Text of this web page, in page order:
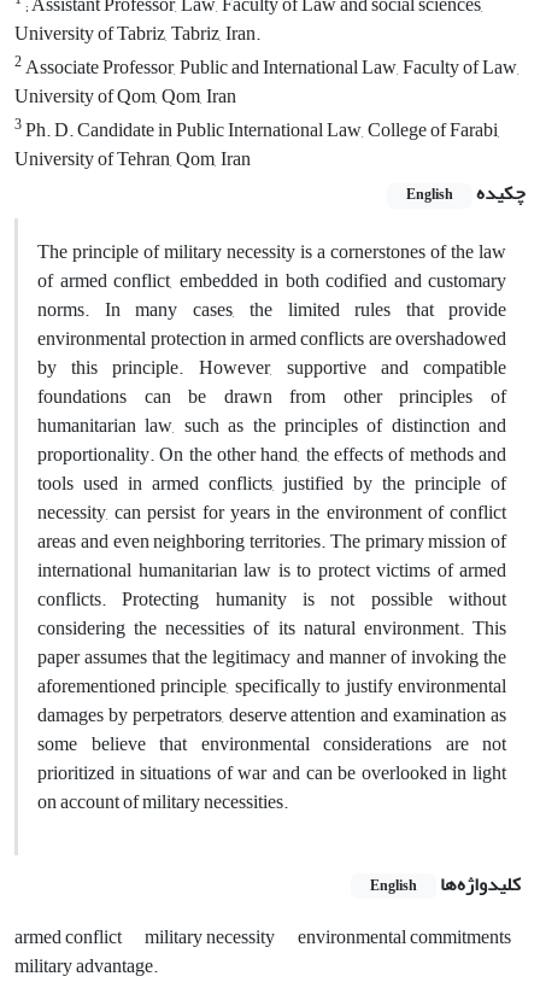
University of Tabriz, Tabriz, Iran.
2Associate Professor, Public and International Law, Faculty of Law,
University of Qom, Qom, Iran
3Ph. D. Candidate in Public International Law, College of Farabi,
University of Tehran, Qom, Iran
چکیده
English
The principle of military necessity is a cornerstones of the law
of armed conflict, embedded in both codified and customary
norms. In many cases, the limited rules that provide
environmental protection in armed conflicts are overshadowed
by this principle. However, supportive and compatible
foundations can be drawn from other principles of
humanitarian law, such as the principles of distinction and
proportionality. On the other hand, the effects of methods and
tools used in armed conflicts, justified by the principle of
necessity, can persist for years in the environment of conflict
areas and even neighboring territories. The primary mission of
international humanitarian law is to protect victims of armed
conflicts. Protecting humanity is not possible without
considering the necessities of its natural environment. This
paper assumes that the legitimacy and manner of invoking the
aforementioned principle, specifically to justify environmental
damages by perpetrators, deserve attention and examination as
some believe that environmental considerations are not
prioritized in situations of war and can be overlooked in light
on account of military necessities.
کلیدواژه‌ها English
armed conflict military ‎necessity
environmental ‎commitments
military ‎advantage.‎